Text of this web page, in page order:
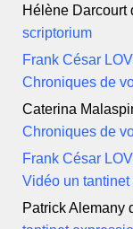
Hélène Darcourt
scriptorium
Frank César
Chroniques de
Caterina
Chroniques de
Frank César
Vidéo un
Patrick Alemany